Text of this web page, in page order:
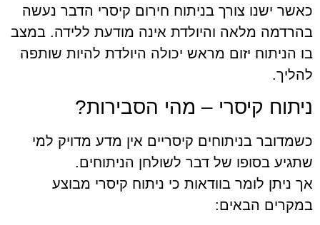
כאשר ישנו צורך בניתוח חירום קיסרי הדבר נעשה
בהרדמה מלאה והיולדת אינה מודעת ללידה. במצב
בו הניתוח יזום מראש יכולה היולדת להיות שותפה
להליך.
ניתוח קיסרי – מהי הסבירות?
כשמדובר בניתוחים קיסריים אין מדע מדויק למי
שתגיע בסופו של דבר לשולחן הניתוחים.
אך ניתן לומר בוודאות כי ניתוח קיסרי מבוצע
במקרים הבאים: